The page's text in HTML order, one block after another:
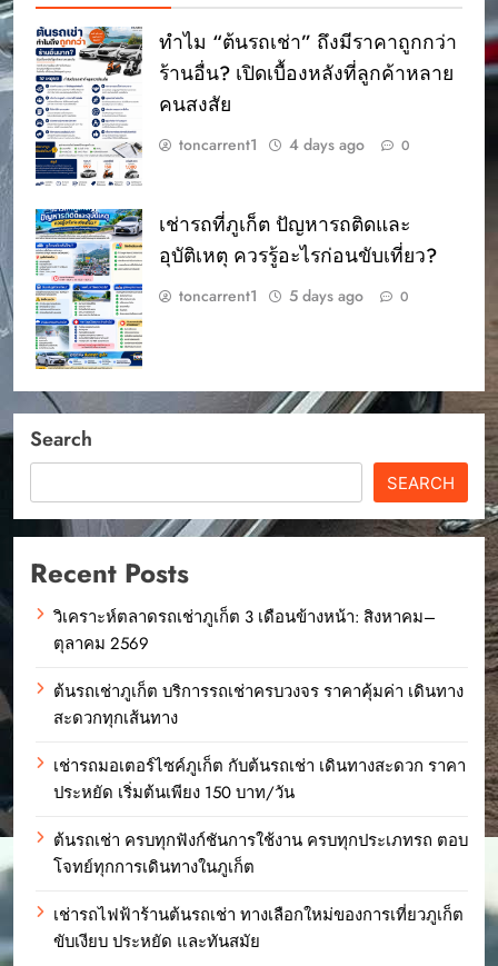
ทำไม “ต้นรถเช่า” ถึงมีราคาถูกกว่า
ร้านอื่น? เปิดเบื้องหลังที่ลูกค้าหลาย
คนสงสัย
toncarrent1 4 days ago 0
เช่ารถที่ภูเก็ต ปัญหารถติดและ
อุบัติเหตุ ควรรู้อะไรก่อนขับเที่ยว?
toncarrent1 5 days ago 0
Search
SEARCH
Recent Posts
วิเคราะห์ตลาดรถเช่าภูเก็ต 3 เดือนข้างหน้า: สิงหาคม–
ตุลาคม 2569
ต้นรถเช่าภูเก็ต บริการรถเช่าครบวงจร ราคาคุ้มค่า เดินทาง
สะดวกทุกเส้นทาง
เช่ารถมอเตอร์ไซค์ภูเก็ต กับต้นรถเช่า เดินทางสะดวก ราคา
ประหยัด เริ่มต้นเพียง 150 บาท/วัน
ต้นรถเช่า ครบทุกฟังก์ชันการใช้งาน ครบทุกประเภทรถ ตอบ
โจทย์ทุกการเดินทางในภูเก็ต
เช่ารถไฟฟ้าร้านต้นรถเช่า ทางเลือกใหม่ของการเที่ยวภูเก็ต
ขับเงียบ ประหยัด และทันสมัย